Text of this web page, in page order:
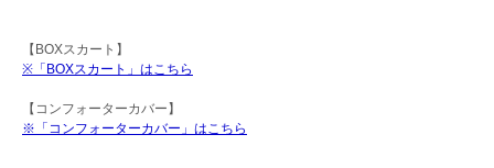
【BOXスカート】
※「BOXスカート」はこちら
【コンフォーターカバー】
※「コンフォーターカバー」はこちら